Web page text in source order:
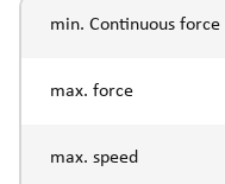
min. Continuous force
max. force
max. speed